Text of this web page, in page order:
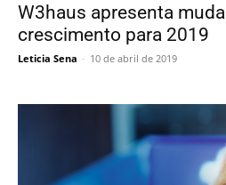
W3haus apresenta
crescimento para 2019
Leticia Sena - 10 de abril de 2019